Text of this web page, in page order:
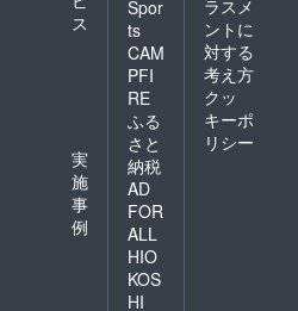
ス
実
施
事
例
Spor
ts
CAM
PFI
RE
ふる
さと
納税
AD
FOR
ALL
HIO
KOS
HI
ラスメ
ントに
対する
考え方
クッ
キーポ
リシー